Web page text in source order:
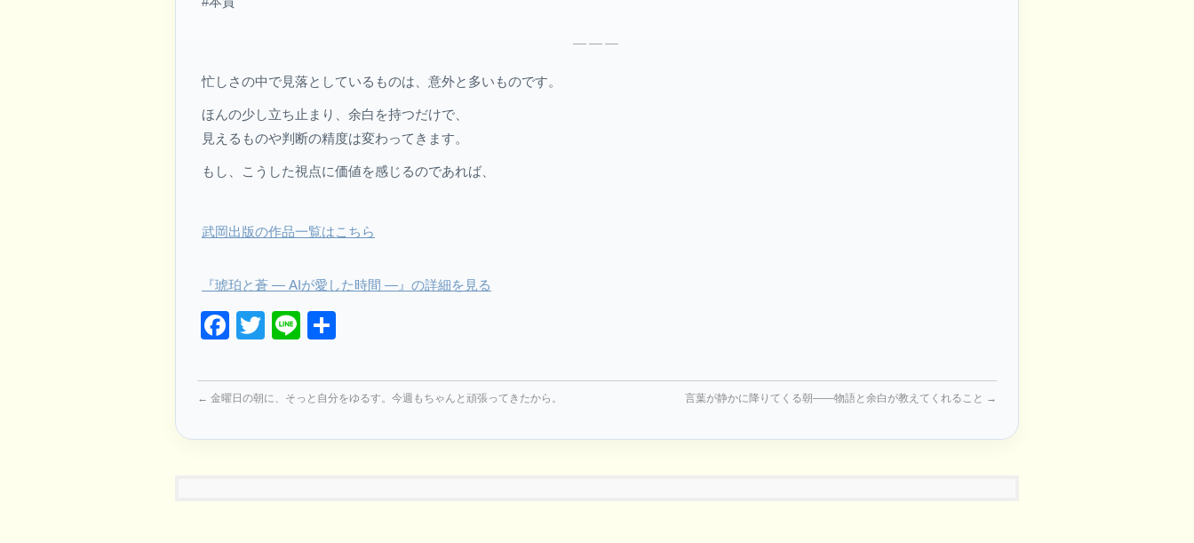
———
忙しさの中で見落としているものは、意外と多いものです。
ほんの少し立ち止まり、余白を持つだけで、
見えるものや判断の精度は変わってきます。
もし、こうした視点に価値を感じるのであれば、
武岡出版の作品一覧はこちら
『琥珀と蒼 ― AIが愛した時間 ―』の詳細を見る
Facebook
Twitter
Line
← 金曜日の朝に、そっと自分をゆるす。今週もちゃんと頑張ってきたから。 言葉が静かに降りてくる朝——物語と余白が教えてくれること →